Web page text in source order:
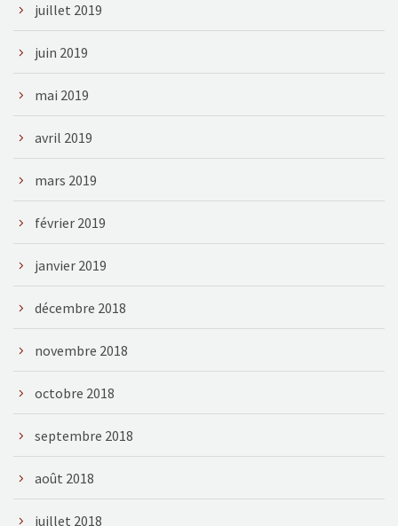
juillet 2019
juin 2019
mai 2019
avril 2019
mars 2019
février 2019
janvier 2019
décembre 2018
novembre 2018
octobre 2018
septembre 2018
août 2018
juillet 2018